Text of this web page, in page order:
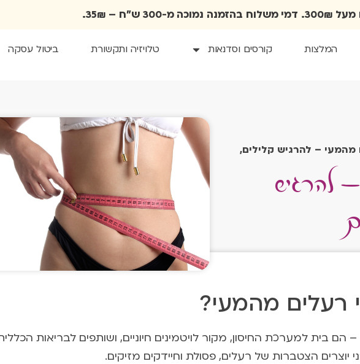
מ-300 ש״ח – 35₪.
המלצות קורסים וסדנאות טלויזיה ותקשורת ביטול עסקה
מהמעי – להרגיש קלילים,
רעלים מהמעי?
בית למערכת החיסון, מקור לויטמינים חיוניים, ושותפים לבריאות
יוצרים הצטברות של רעלים, פסולת וחיידקים מזיקים.